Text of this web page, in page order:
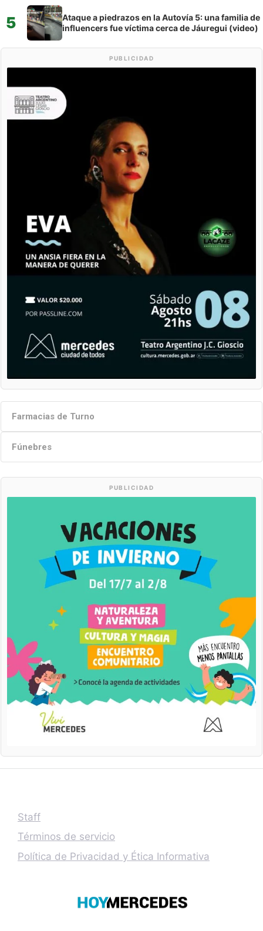
5
Ataque a piedrazos en la Autovía 5: una familia de
influencers fue víctima cerca de Jáuregui (video)
PUBLICIDAD
Farmacias de Turno
Fúnebres
PUBLICIDAD
Staff
Términos de servicio
Política de Privacidad y Ética Informativa